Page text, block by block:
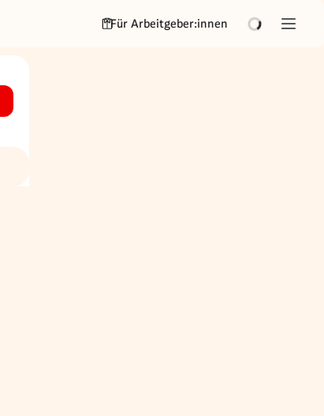
Für Arbeitgeber:innen